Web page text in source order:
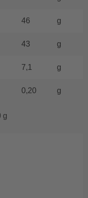
46 g
43 g
7,1 g
0,20 g
g